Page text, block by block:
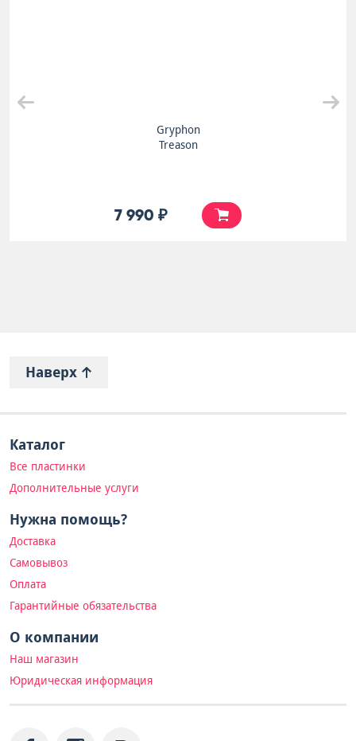
Gryphon
Treason
7 990 ₽
Наверх
Каталог
Все пластинки
Дополнительные услуги
Нужна помощь?
Доставка
Самовывоз
Оплата
Гарантийные обязательства
О компании
Наш магазин
Юридическая информация